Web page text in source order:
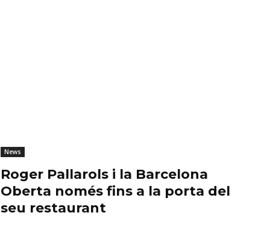
News
Roger Pallarols i la Barcelona
Oberta només fins a la porta del
seu restaurant